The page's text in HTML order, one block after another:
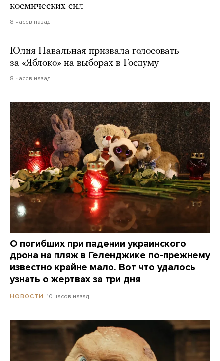
космических сил
8 часов назад
Юлия Навальная призвала голосовать
за «Яблоко» на выборах в Госдуму
8 часов назад
О погибших при падении украинского
дрона на пляж в Геленджике по-прежнему
известно крайне мало. Вот что удалось
узнать о жертвах за три дня
НОВОСТИ 10 часов назад